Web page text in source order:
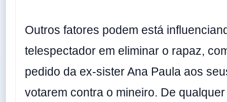
Outros fatores podem está
telespectador em eliminar o rapaz,
pedido da ex-sister Ana Paula aos
votarem contra o mineiro. De